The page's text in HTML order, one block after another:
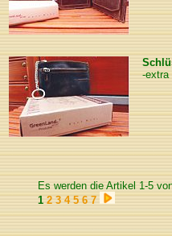
-extra
Es werden die Artikel 1-5
1 2 3 4 5 6 7